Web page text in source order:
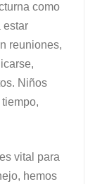
como
estar
reuniones,
Niños
vital para
hemos